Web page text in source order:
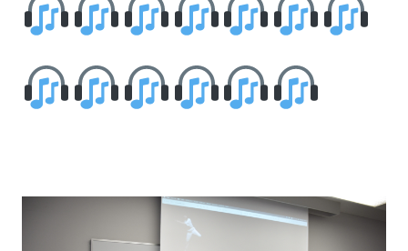
入試のご相談
アクセス
大学、入試に関して